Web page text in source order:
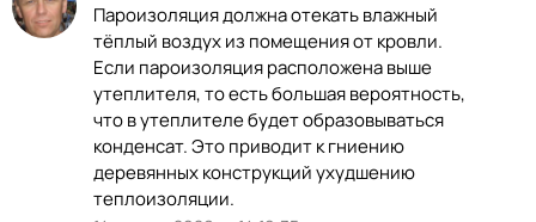
Пароизоляция должна отекать влажный
тёплый воздух из помещения от кровли.
Если пароизоляция расположена выше
утеплителя, то есть большая вероятность,
что в утеплителе будет образовываться
конденсат. Это приводит к гниению
деревянных конструкций ухудшению
теплоизоляции.